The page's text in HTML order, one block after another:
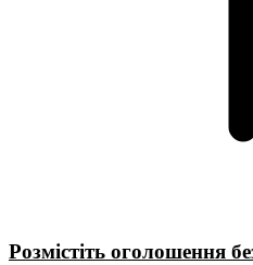
Розмістіть оголошення